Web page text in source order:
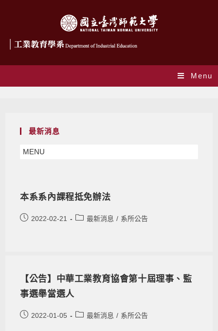
Menu
最新消息
MENU
本系系內課程抵免辦法
2022-02-21 最新消息 / 系所公告
【公告】中華工業教育協會第十屆理事、監
事選舉當選人
2022-01-05 最新消息 / 系所公告